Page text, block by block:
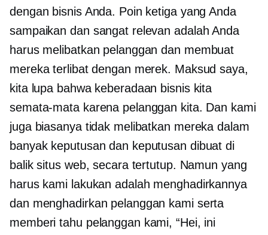
dengan bisnis Anda. Poin ketiga yang Anda
sampaikan dan sangat relevan adalah Anda
harus melibatkan pelanggan dan membuat
mereka terlibat dengan merek. Maksud saya,
kita lupa bahwa keberadaan bisnis kita
semata-mata karena pelanggan kita. Dan kami
juga biasanya tidak melibatkan mereka dalam
banyak keputusan dan keputusan dibuat di
balik situs web, secara tertutup. Namun yang
harus kami lakukan adalah menghadirkannya
dan menghadirkan pelanggan kami serta
memberi tahu pelanggan kami, “Hei, ini